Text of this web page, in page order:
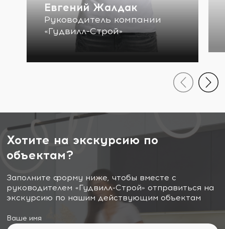
Евгений Жалдак
Руководитель компании
«Гудвилл-Строй»
Хотите на экскурсию по
объектам?
Заполните форму ниже, чтобы вместе с
руководителем «Гудвилл-Строй» отправиться на
экскурсию по нашим действующим объектам
Ваше имя